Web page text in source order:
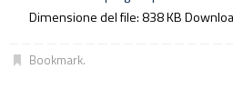
Dimensione del file:838 KB
Bookmark.